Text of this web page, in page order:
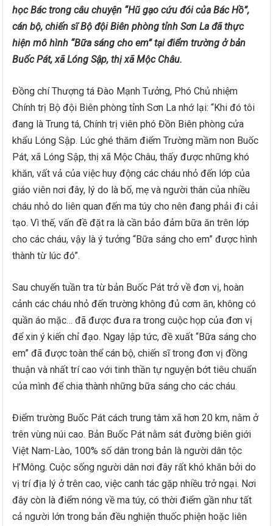
học Bác trong câu chuyện “Hũ gạo cứu đói của Bác Hồ”,
cán bộ, chiến sĩ Bộ đội Biên phòng tỉnh Sơn La đã thực
hiện mô hình “Bữa sáng cho em” tại điểm trường ở bản
Buốc Pát, xã Lóng Sập, thị xã Mộc Châu.
Đồng chí Thượng tá Đào Mạnh Tưởng, Phó Chủ nhiệm
Chính trị Bộ đội Biên phòng tỉnh Sơn La nhớ lại: “Khi đó tôi
đang là Trung tá, Chính trị viên phó Đồn Biên phòng cửa
khẩu Lóng Sập. Lúc ghé thăm điểm Trường mầm non Buốc
Pát, xã Lóng Sập, thị xã Mộc Châu, thấy được những khó
khăn, vất vả của việc huy động các cháu nhỏ đến lớp của
giáo viên nơi đây, lý do là bố, mẹ và người thân của nhiều
cháu nhỏ do liên quan đến ma túy cho nên đang phải đi cải
tạo. Vì thế, vấn đề đặt ra là cần bảo đảm bữa ăn trên lớp
cho các cháu, vậy là ý tưởng “Bữa sáng cho em” được hình
thành từ lúc đó”.
Sau chuyến tuần tra từ bản Buốc Pát trở về đơn vị, hoàn
cảnh các cháu nhỏ đến trường không đủ cơm ăn, không có
quần áo mặc… đã được đưa ra trong cuộc họp của đơn vị
để xin ý kiến chỉ đạo. Ngay lập tức, đề xuất “Bữa sáng cho
em” đã được toàn thể cán bộ, chiến sĩ trong đơn vị đồng
thuận và nhất trí cao với tinh thần tự nguyện bớt tiêu chuẩn
của mình để chia thành những bữa sáng cho các cháu.
Điểm trường Buốc Pát cách trung tâm xã hơn 20 km, nằm ở
trên vùng núi cao. Bản Buốc Pát nằm sát đường biên giới
Việt Nam-Lào, 100% số dân trong bản là người dân tộc
H’Mông. Cuộc sống người dân nơi đây rất khó khăn bởi do
vị trí địa lý ở trên cao, việc canh tác gặp nhiều trở ngại. Nơi
đây còn là điểm nóng về ma túy, có thời điểm gần như tất
cả người lớn trong bản đều nghiện thuốc phiện hoặc liên